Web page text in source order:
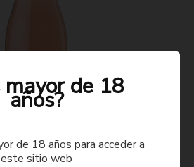
mayor de 18
años?
de 18 años para acceder a
este sitio web